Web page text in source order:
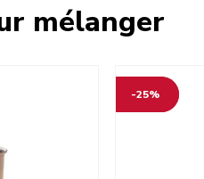
mélanger
-25%